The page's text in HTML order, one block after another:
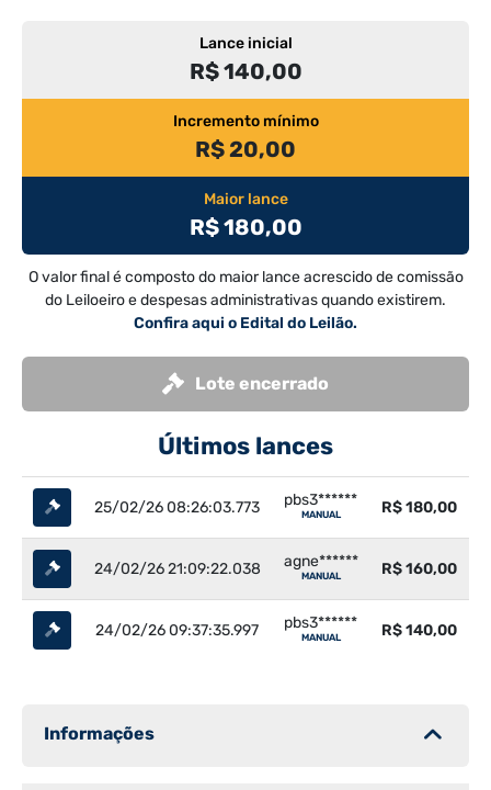
Lance inicial
R$ 140,00
Incremento mínimo
R$ 20,00
Maior lance
R$ 180,00
O valor final é composto do maior lance acrescido de comissão
do Leiloeiro e despesas administrativas quando existirem.
Confira aqui o Edital do Leilão.
Lote encerrado
Últimos lances
25/02/26 08:26:03.773 pbs3******
MANUAL R$ 180,00
24/02/26 21:09:22.038 agne******
MANUAL R$ 160,00
24/02/26 09:37:35.997 pbs3******
MANUAL R$ 140,00
Informações